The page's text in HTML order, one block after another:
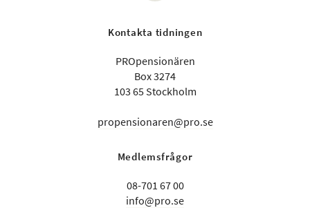
Kontakta tidningen
PROpensionären
Box 3274
103 65 Stockholm
propensionaren@pro.se
Medlemsfrågor
08-701 67 00
info@pro.se